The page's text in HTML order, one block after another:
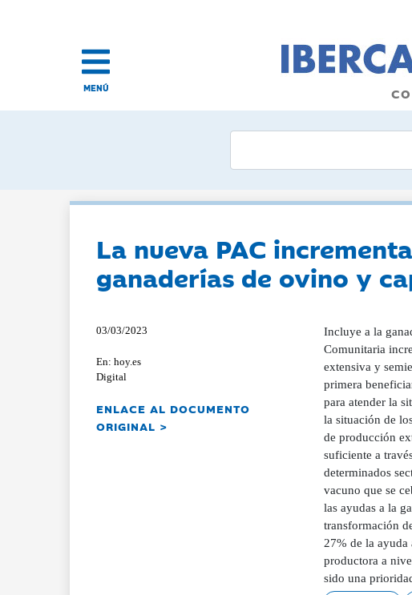
MENÚ
La nueva PAC
ganaderías de ovino y
03/03/2023
En: hoy.es
Digital
ENLACE AL DOCUMENTO
ORIGINAL >
Incluye a la
Comunitaria
extensiva y
primera
para atender la
la situación de
de producción
suficiente a
determinados
vacuno que se
las ayudas a la
transformación
27% de la ayuda
productora a
sido una